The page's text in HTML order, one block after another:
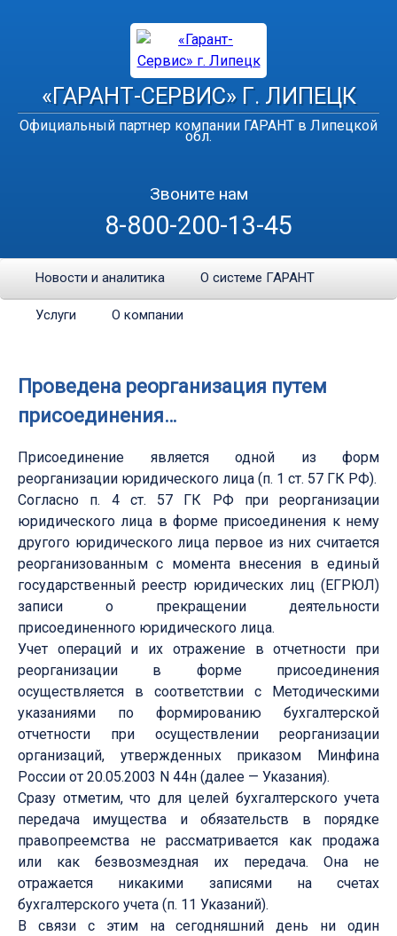
«ГАРАНТ-СЕРВИС» Г. ЛИПЕЦК
Официальный партнер компании ГАРАНТ в Липецкой
обл.
Звоните нам
8-800-200-13-45
Новости и аналитика О системе ГАРАНТ
Услуги О компании
Проведена реорганизация путем
присоединения…
Присоединение является одной из форм
реорганизации юридического лица (п. 1 ст. 57 ГК РФ).
Согласно п. 4 ст. 57 ГК РФ при реорганизации
юридического лица в форме присоединения к нему
другого юридического лица первое из них считается
реорганизованным с момента внесения в единый
государственный реестр юридических лиц (ЕГРЮЛ)
записи о прекращении деятельности
присоединенного юридического лица.
Учет операций и их отражение в отчетности при
реорганизации в форме присоединения
осуществляется в соответствии с Методическими
указаниями по формированию бухгалтерской
отчетности при осуществлении реорганизации
организаций, утвержденных приказом Минфина
России от 20.05.2003 N 44н (далее — Указания).
Сразу отметим, что для целей бухгалтерского учета
передача имущества и обязательств в порядке
правопреемства не рассматривается как продажа
или как безвозмездная их передача. Она не
отражается никакими записями на счетах
бухгалтерского учета (п. 11 Указаний).
В связи с этим на сегодняшний день ни один